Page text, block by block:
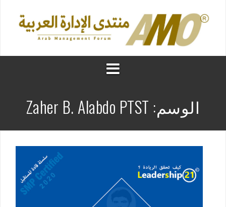
الوسم: Zaher B. Alabdo PTST